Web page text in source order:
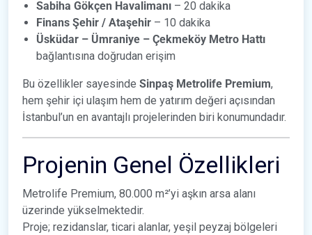
Sabiha Gökçen Havalimanı – 20 dakika
Finans Şehir / Ataşehir – 10 dakika
Üsküdar – Ümraniye – Çekmeköy Metro Hattı
bağlantısına doğrudan erişim
Bu özellikler sayesinde Sinpaş Metrolife Premium,
hem şehir içi ulaşım hem de yatırım değeri açısından
İstanbul’un en avantajlı projelerinden biri konumundadır.
Projenin Genel Özellikleri
Metrolife Premium, 80.000 m²’yi aşkın arsa alanı
üzerinde yükselmektedir.
Proje; rezidanslar, ticari alanlar, yeşil peyzaj bölgeleri